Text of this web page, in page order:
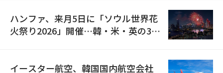
ハンファ、来月5日に「ソウル世界花
火祭り2026」開催…韓・米・英の3カ
イースター航空、韓国国内航空会社